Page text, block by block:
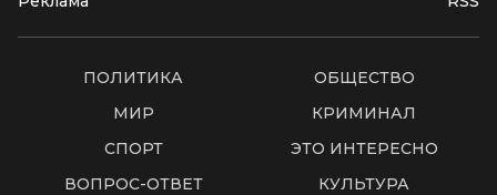
ПОЛИТИКА
ОБЩЕСТВО
МИР
КРИМИНАЛ
СПОРТ
ЭТО ИНТЕРЕСНО
ВОПРОС-ОТВЕТ
КУЛЬТУРА